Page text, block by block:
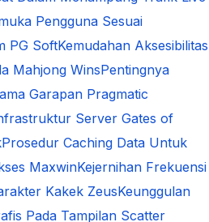
Pengguna Sesuai
PG SoftKemudahan Aksesibilitas
Mahjong WinsPentingnya
Garapan Pragmatic
Server Gates of
Prosedur Caching Data Untuk
MaxwinKejernihan Frekuensi
Kakek ZeusKeunggulan
Pada Tampilan Scatter